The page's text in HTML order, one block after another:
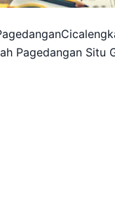
Pagedangan